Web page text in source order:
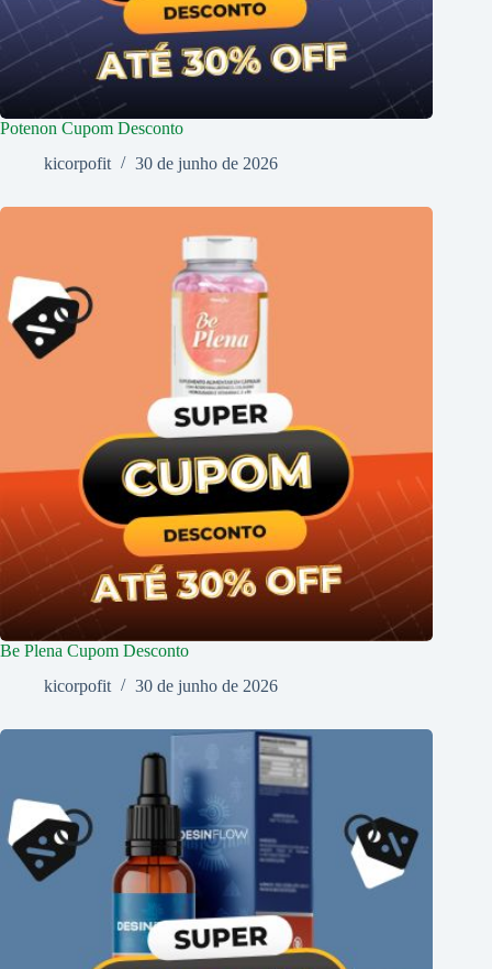
Potenon Cupom Desconto
kicorpofit
30 de junho de 2026
Be Plena Cupom Desconto
kicorpofit
30 de junho de 2026